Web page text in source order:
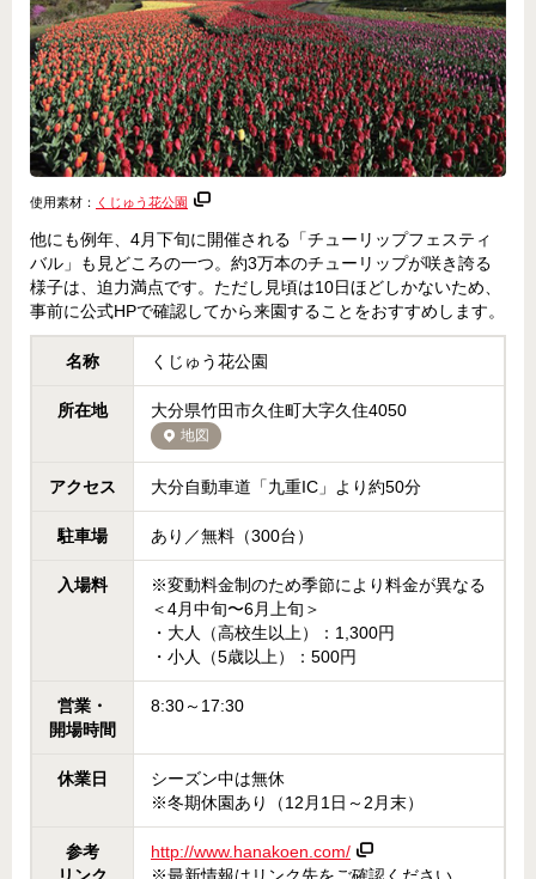
使用素材： くじゅう花公園
他にも例年、4月下旬に開催される「チューリップフェスティ
バル」も見どころの一つ。約3万本のチューリップが咲き誇る
様子は、迫力満点です。ただし見頃は10日ほどしかないため、
事前に公式HPで確認してから来園することをおすすめします。
名称 くじゅう花公園
所在地 大分県竹田市久住町大字久住4050
地図
アクセス 大分自動車道「九重IC」より約50分
駐車場 あり／無料（300台）
入場料
※変動料金制のため季節により料金が異なる
＜4月中旬〜6月上旬＞
・大人（高校生以上）：1,300円
・小人（5歳以上）：500円
営業・
開場時間
8:30～17:30
休業日
シーズン中は無休
※冬期休園あり（12月1日～2月末）
参考
http://www.hanakoen.com/